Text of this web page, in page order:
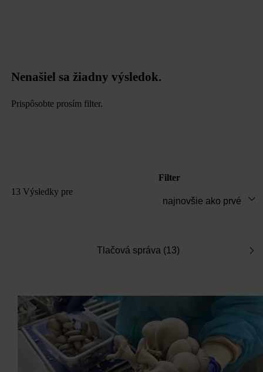
Nenašiel sa žiadny výsledok.
Prispôsobte prosím filter.
13 Výsledky pre
Filter
Tlačová správa (13)